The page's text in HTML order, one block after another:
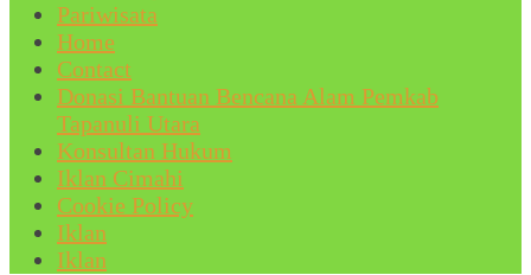
Pariwisata
Home
Contact
Donasi Bantuan Bencana Alam Pemkab
Tapanuli Utara
Konsultan Hukum
Iklan Cimahi
Cookie Policy
Iklan
Iklan